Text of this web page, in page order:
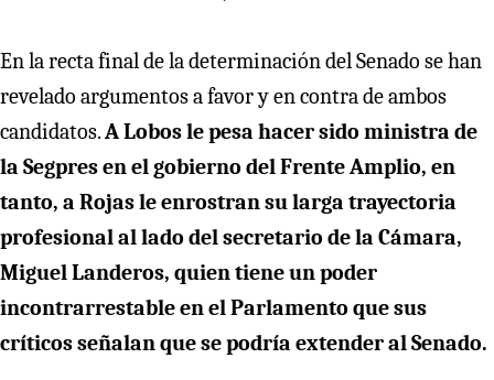
En la recta final de la determinación del Senado se han
revelado argumentos a favor y en contra de ambos
candidatos.A Lobos le pesa hacer sido ministra de
la Segpres en el gobierno del Frente Amplio, en
tanto, a Rojas le enrostran su larga trayectoria
profesional al lado del secretario de la Cámara,
Miguel Landeros, quien tiene un poder
incontrarrestable en el Parlamento que sus
críticos señalan que se podría extender al Senado.